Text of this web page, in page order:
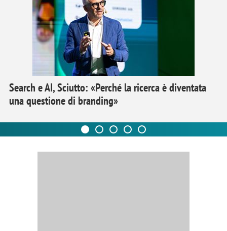
Search e AI, Sciutto: «Perché la ricerca è diventata
una questione di branding»